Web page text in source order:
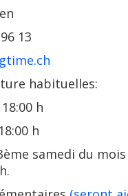
13
habituelles:
h
h
samedi du